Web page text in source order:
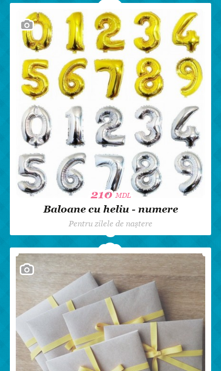
210MDL
210 MDL
Baloane cu heliu - numere
Pentru zilele de naștere